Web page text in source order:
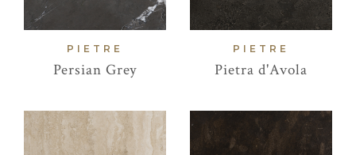
PIETRE
Persian Grey
PIETRE
Pietra d'Avola